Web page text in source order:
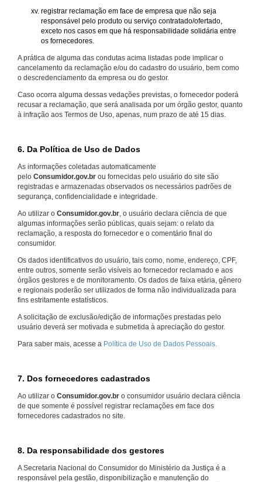
registrar reclamação em face de empresa que não seja
responsável pelo produto ou serviço contratado/ofertado,
exceto nos casos em que há responsabilidade solidária entre
os fornecedores.
A prática de alguma das condutas acima listadas pode implicar o
cancelamento da reclamação e/ou do cadastro do usuário, bem como
o descredenciamento da empresa ou do gestor.
Caso ocorra alguma dessas vedações previstas, o fornecedor poderá
recusar a reclamação, que será analisada por um órgão gestor, quanto
à infração aos Termos de Uso, apenas, num prazo de até 15 dias.
6. Da Política de Uso de Dados
As informações coletadas automaticamente
pelo Consumidor.gov.br ou fornecidas pelo usuário do site são
registradas e armazenadas observados os necessários padrões de
segurança, confidencialidade e integridade.
Ao utilizar o Consumidor.gov.br , o usuário declara ciência de que
algumas informações serão públicas, quais sejam: o relato da
reclamação, a resposta do fornecedor e o comentário final do
consumidor.
Os dados identificativos do usuário, tais como, nome, endereço, CPF,
entre outros, somente serão visíveis ao fornecedor reclamado e aos
órgãos gestores e de monitoramento. Os dados de faixa etária, gênero
e regionais poderão ser utilizados de forma não individualizada para
fins estritamente estatísticos.
A solicitação de exclusão/edição de informações prestadas pelo
usuário deverá ser motivada e submetida à apreciação do gestor.
Para saber mais, acesse a Política de Uso de Dados Pessoais.
7. Dos fornecedores cadastrados
Ao utilizar o Consumidor.gov.br o consumidor usuário declara ciência
de que somente é possível registrar reclamações em face dos
fornecedores cadastrados no site.
8. Da responsabilidade dos gestores
A Secretaria Nacional do Consumidor do Ministério da Justiça é a
responsável pela gestão, disponibilização e manutenção do